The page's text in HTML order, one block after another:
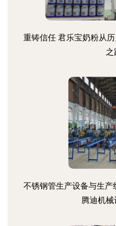
重铸信任 君乐宝奶粉从
之
不锈钢管生产设备与生
腾迪机